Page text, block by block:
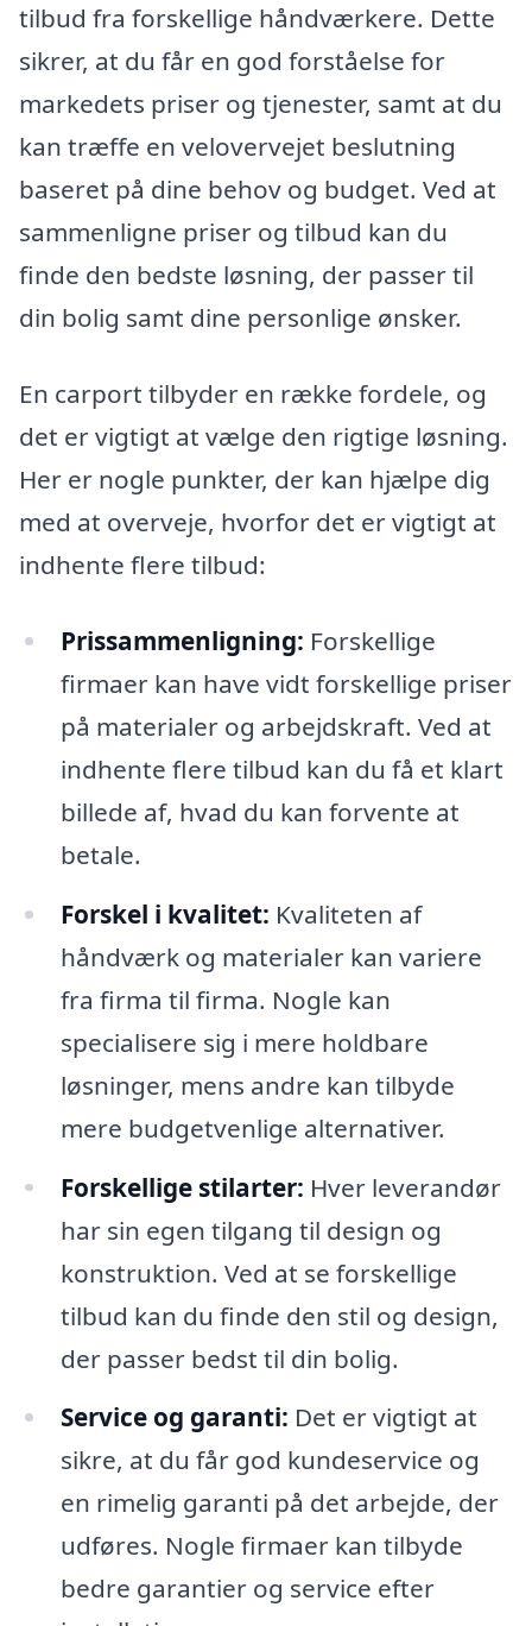
tilbud fra forskellige håndværkere. Dette
sikrer, at du får en god forståelse for
markedets priser og tjenester, samt at du
kan træffe en velovervejet beslutning
baseret på dine behov og budget. Ved at
sammenligne priser og tilbud kan du
finde den bedste løsning, der passer til
din bolig samt dine personlige ønsker.
En carport tilbyder en række fordele, og
det er vigtigt at vælge den rigtige løsning.
Her er nogle punkter, der kan hjælpe dig
med at overveje, hvorfor det er vigtigt at
indhente flere tilbud:
Prissammenligning: Forskellige
firmaer kan have vidt forskellige priser
på materialer og arbejdskraft. Ved at
indhente flere tilbud kan du få et klart
billede af, hvad du kan forvente at
betale.
Forskel i kvalitet: Kvaliteten af
håndværk og materialer kan variere
fra firma til firma. Nogle kan
specialisere sig i mere holdbare
løsninger, mens andre kan tilbyde
mere budgetvenlige alternativer.
Forskellige stilarter: Hver leverandør
har sin egen tilgang til design og
konstruktion. Ved at se forskellige
tilbud kan du finde den stil og design,
der passer bedst til din bolig.
Service og garanti: Det er vigtigt at
sikre, at du får god kundeservice og
en rimelig garanti på det arbejde, der
udføres. Nogle firmaer kan tilbyde
bedre garantier og service efter